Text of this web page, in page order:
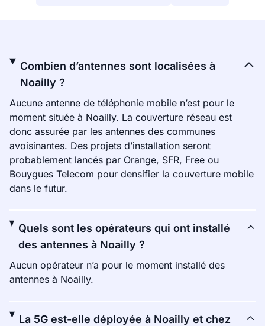
Combien d’antennes sont localisées à
Noailly ?
Aucune antenne de téléphonie mobile n’est pour le
moment située à Noailly. La couverture réseau est
donc assurée par les antennes des communes
avoisinantes. Des projets d’installation seront
probablement lancés par Orange, SFR, Free ou
Bouygues Telecom pour densifier la couverture mobile
dans le futur.
Quels sont les opérateurs qui ont installé
des antennes à Noailly ?
Aucun opérateur n’a pour le moment installé des
antennes à Noailly.
La 5G est-elle déployée à Noailly et chez